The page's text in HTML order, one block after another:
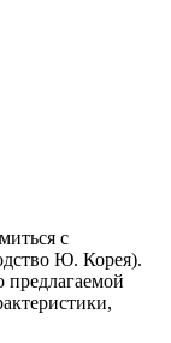
с
Ю. Корея).